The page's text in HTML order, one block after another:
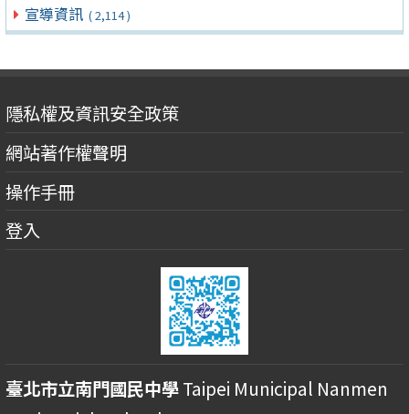
宣導資訊 ( 2,114 )
隱私權及資訊安全政策
網站著作權聲明
操作手冊
登入
臺北市立南門國民中學Taipei Municipal Nanmen